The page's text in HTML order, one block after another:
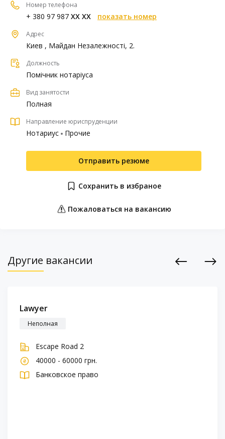
Номер телефона
+ 380 97 987 XX XX показать номер
Адрес
Киев , Майдан Незалежності, 2.
Должность
Помічник нотаріуса
Вид занятости
Полная
Направление юриспруденции
Нотариус Прочие
Отправить резюме
Сохранить в избраное
Пожаловаться на вакансию
Другие вакансии
Lawyer
Неполная
Escape Road 2
40000 - 60000 грн.
Банковское право